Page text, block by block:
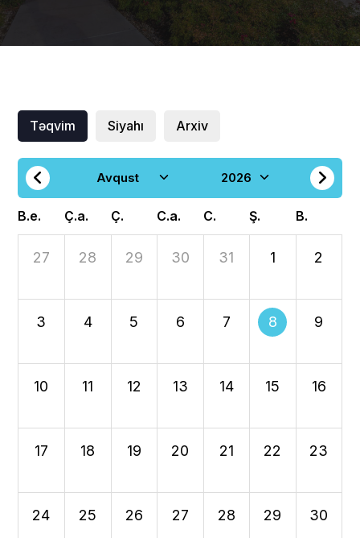
Təqvim Siyahı Arxiv
B.e. Ç.a. Ç. C.a. C. Ş. B.
27 28 29 30 31 1 2
3 4 5 6 7 8 9
10 11 12 13 14 15 16
17 18 19 20 21 22 23
24 25 26 27 28 29 30